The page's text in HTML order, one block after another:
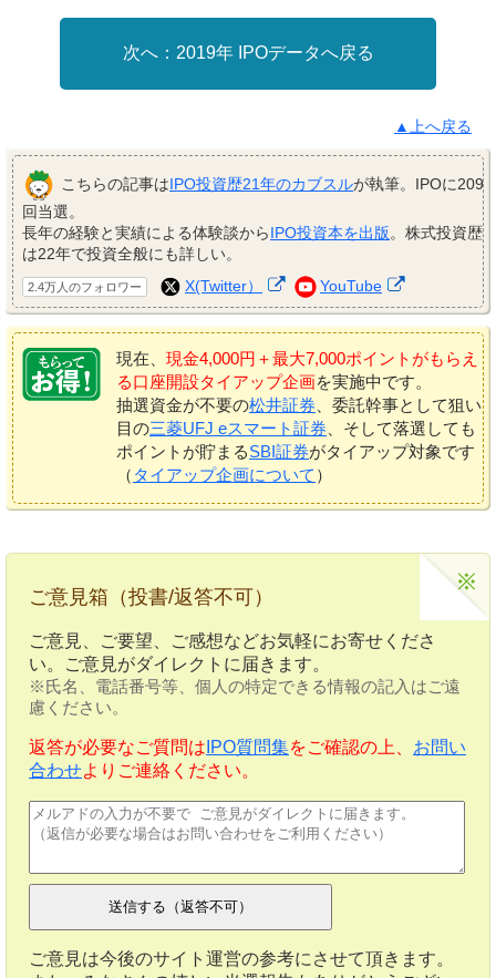
2019年 IPOデータへ戻る
▲上へ戻る
こちらの記事はIPO投資歴21年のカブスルが執筆。IPOに209
回当選。
長年の経験と実績による体験談からIPO投資本を出版。株式投資歴
は22年で投資全般にも詳しい。
2.4万人のフォロワー X(Twitter） YouTube
現在、 現金4,000円＋最大7,000ポイントがもらえ
る口座開設タイアップ企画を実施中です。
抽選資金が不要の松井証券、委託幹事として狙い
目の三菱UFJ eスマート証券、そして落選しても
ポイントが貯まるSBI証券がタイアップ対象です
（ タイアップ企画について ）
ご意見箱（投書/返答不可）
ご意見、ご要望、ご感想などお気軽にお寄せくださ
い。ご意見がダイレクトに届きます。
※氏名、電話番号等、個人の特定できる情報の記入はご遠
慮ください。
返答が必要なご質問は IPO質問集をご確認の上、 お問い
合わせよりご連絡ください。
ご意見は今後のサイト運営の参考にさせて頂きます。